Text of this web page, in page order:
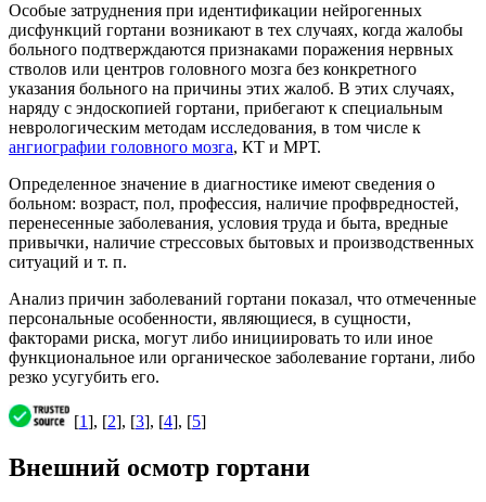
Особые затруднения при идентификации нейрогенных
дисфункций гортани возникают в тех случаях, когда жалобы
больного подтверждаются признаками поражения нервных
стволов или центров головного мозга без конкретного
указания больного на причины этих жалоб. В этих случаях,
наряду с эндоскопией гортани, прибегают к специальным
неврологическим методам исследования, в том числе к
ангиографии головного мозга, КТ и МРТ.
Определенное значение в диагностике имеют сведения о
больном: возраст, пол, профессия, наличие профвредностей,
перенесенные заболевания, условия труда и быта, вредные
привычки, наличие стрессовых бытовых и производственных
ситуаций и т. п.
Анализ причин заболеваний гортани показал, что отмеченные
персональные особенности, являющиеся, в сущности,
факторами риска, могут либо инициировать то или иное
функциональное или органическое заболевание гортани, либо
резко усугубить его.
[1], [2], [3], [4], [5]
Внешний осмотр гортани